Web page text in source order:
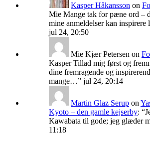
Kasper Håkansson on
Mie Mange tak for pæne ord –
mine anmeldelser kan
jul 24, 20:50
Mie Kjær Petersen on
Kasper Tillad mig først og
dine fremragende og
mange…” jul 24, 20:14
Martin Glaz Serup on
Kyoto – den gamle kejserby: “
Kawabata til gode; jeg glæder
11:18